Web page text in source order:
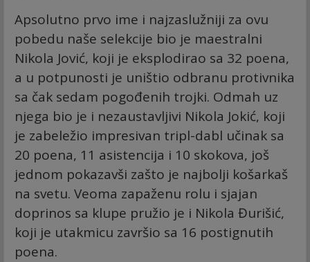
Apsolutno prvo ime i najzaslužniji za ovu
pobedu naše selekcije bio je maestralni
Nikola Jović, koji je eksplodirao sa 32 poena,
a u potpunosti je uništio odbranu protivnika
sa čak sedam pogođenih trojki. Odmah uz
njega bio je i nezaustavljivi Nikola Jokić, koji
je zabeležio impresivan tripl-dabl učinak sa
20 poena, 11 asistencija i 10 skokova, još
jednom pokazavši zašto je najbolji košarkaš
na svetu. Veoma zapaženu rolu i sjajan
doprinos sa klupe pružio je i Nikola Đurišić,
koji je utakmicu završio sa 16 postignutih
poena.